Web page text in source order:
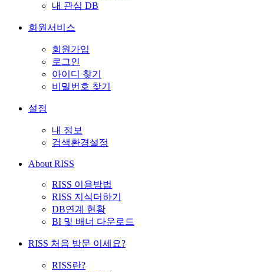
내 관심 DB
회원서비스
회원가입
로그인
아이디 찾기
비밀번호 찾기
설정
내 정보
검색환경설정
About RISS
RISS 이용방법
RISS 지식더하기
DB연계 현황
BI 및 배너 다운로드
RISS 처음 방문 이세요?
RISS란?